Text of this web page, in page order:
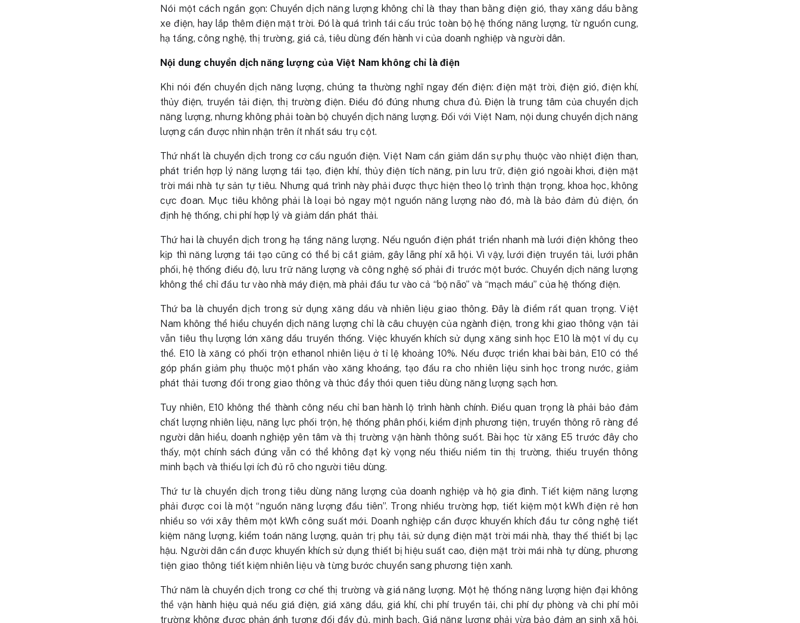
Nói một cách ngắn gọn: Chuyển dịch năng lượng không chỉ là thay than bằng điện gió, thay xăng dầu bằng
xe điện, hay lắp thêm điện mặt trời. Đó là quá trình tái cấu trúc toàn bộ hệ thống năng lượng, từ nguồn cung,
hạ tầng, công nghệ, thị trường, giá cả, tiêu dùng đến hành vi của doanh nghiệp và người dân.
Nội dung chuyển dịch năng lượng của Việt Nam không chỉ là điện
Khi nói đến chuyển dịch năng lượng, chúng ta thường nghĩ ngay đến điện: điện mặt trời, điện gió, điện khí,
thủy điện, truyền tải điện, thị trường điện. Điều đó đúng nhưng chưa đủ. Điện là trung tâm của chuyển dịch
năng lượng, nhưng không phải toàn bộ chuyển dịch năng lượng. Đối với Việt Nam, nội dung chuyển dịch năng
lượng cần được nhìn nhận trên ít nhất sáu trụ cột.
Thứ nhất là chuyển dịch trong cơ cấu nguồn điện. Việt Nam cần giảm dần sự phụ thuộc vào nhiệt điện than,
phát triển hợp lý năng lượng tái tạo, điện khí, thủy điện tích năng, pin lưu trữ, điện gió ngoài khơi, điện mặt
trời mái nhà tự sản tự tiêu. Nhưng quá trình này phải được thực hiện theo lộ trình thận trọng, khoa học, không
cực đoan. Mục tiêu không phải là loại bỏ ngay một nguồn năng lượng nào đó, mà là bảo đảm đủ điện, ổn
định hệ thống, chi phí hợp lý và giảm dần phát thải.
Thứ hai là chuyển dịch trong hạ tầng năng lượng. Nếu nguồn điện phát triển nhanh mà lưới điện không theo
kịp thì năng lượng tái tạo cũng có thể bị cắt giảm, gây lãng phí xã hội. Vì vậy, lưới điện truyền tải, lưới phân
phối, hệ thống điều độ, lưu trữ năng lượng và công nghệ số phải đi trước một bước. Chuyển dịch năng lượng
không thể chỉ đầu tư vào nhà máy điện, mà phải đầu tư vào cả “bộ não” và “mạch máu” của hệ thống điện.
Thứ ba là chuyển dịch trong sử dụng xăng dầu và nhiên liệu giao thông. Đây là điểm rất quan trọng. Việt
Nam không thể hiểu chuyển dịch năng lượng chỉ là câu chuyện của ngành điện, trong khi giao thông vận tải
vẫn tiêu thụ lượng lớn xăng dầu truyền thống. Việc khuyến khích sử dụng xăng sinh học E10 là một ví dụ cụ
thể. E10 là xăng có phối trộn ethanol nhiên liệu ở tỉ lệ khoảng 10%. Nếu được triển khai bài bản, E10 có thể
góp phần giảm phụ thuộc một phần vào xăng khoáng, tạo đầu ra cho nhiên liệu sinh học trong nước, giảm
phát thải tương đối trong giao thông và thúc đẩy thói quen tiêu dùng năng lượng sạch hơn.
Tuy nhiên, E10 không thể thành công nếu chỉ ban hành lộ trình hành chính. Điều quan trọng là phải bảo đảm
chất lượng nhiên liệu, năng lực phối trộn, hệ thống phân phối, kiểm định phương tiện, truyền thông rõ ràng để
người dân hiểu, doanh nghiệp yên tâm và thị trường vận hành thông suốt. Bài học từ xăng E5 trước đây cho
thấy, một chính sách đúng vẫn có thể không đạt kỳ vọng nếu thiếu niềm tin thị trường, thiếu truyền thông
minh bạch và thiếu lợi ích đủ rõ cho người tiêu dùng.
Thứ tư là chuyển dịch trong tiêu dùng năng lượng của doanh nghiệp và hộ gia đình. Tiết kiệm năng lượng
phải được coi là một “nguồn năng lượng đầu tiên”. Trong nhiều trường hợp, tiết kiệm một kWh điện rẻ hơn
nhiều so với xây thêm một kWh công suất mới. Doanh nghiệp cần được khuyến khích đầu tư công nghệ tiết
kiệm năng lượng, kiểm toán năng lượng, quản trị phụ tải, sử dụng điện mặt trời mái nhà, thay thế thiết bị lạc
hậu. Người dân cần được khuyến khích sử dụng thiết bị hiệu suất cao, điện mặt trời mái nhà tự dùng, phương
tiện giao thông tiết kiệm nhiên liệu và từng bước chuyển sang phương tiện xanh.
Thứ năm là chuyển dịch trong cơ chế thị trường và giá năng lượng. Một hệ thống năng lượng hiện đại không
thể vận hành hiệu quả nếu giá điện, giá xăng dầu, giá khí, chi phí truyền tải, chi phí dự phòng và chi phí môi
trường không được phản ánh tương đối đầy đủ, minh bạch. Giá năng lượng phải vừa bảo đảm an sinh xã hội,